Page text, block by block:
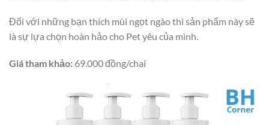
Đối với những bạn thích mùi ngọt ngào thì sản phẩm này sẽ
là sự lựa chọn hoàn hảo cho Pet yêu của mình.
Giá tham khảo: 69.000 đồng/chai